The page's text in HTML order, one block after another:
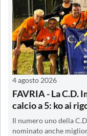
4 agosto 2026
FAVRIA - La C.D.
calcio a 5: ko ai
Il numero uno della
nominato anche